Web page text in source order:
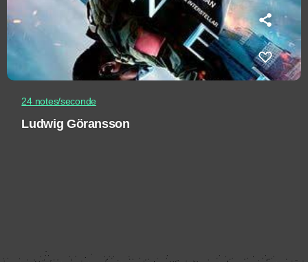
24 notes/seconde
Ludwig Göransson